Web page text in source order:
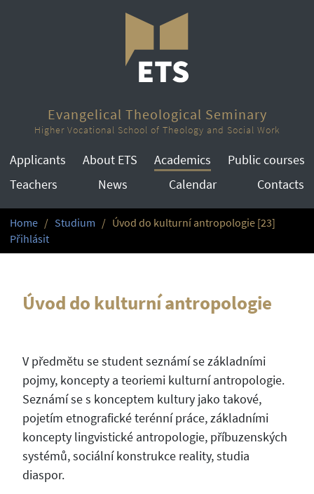
Evangelical Theological Seminary
Higher Vocational School of Theology and Social Work
Applicants About ETS Academics
Public courses
Teachers
News Calendar Contacts
Home Studium
Úvod do kulturní antropologie [23]
Přihlásit
Úvod do kulturní antropologie
V předmětu se student seznámí se základními
pojmy, koncepty a teoriemi kulturní antropologie.
Seznámí se s konceptem kultury jako takové,
pojetím etnografické terénní práce, základními
koncepty lingvistické antropologie, příbuzenských
systémů, sociální konstrukce reality, studia
diaspor.